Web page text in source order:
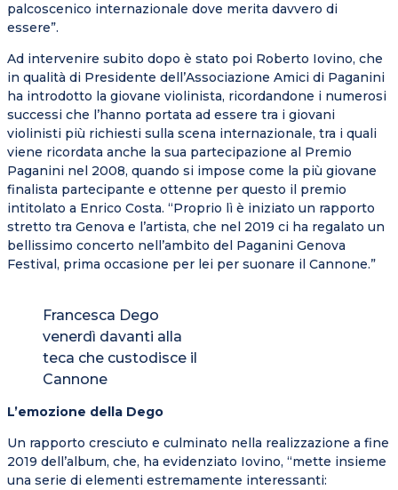
palcoscenico internazionale dove merita davvero di
essere”.
Ad intervenire subito dopo è stato poi Roberto Iovino, che
in qualità di Presidente dell’Associazione Amici di Paganini
ha introdotto la giovane violinista, ricordandone i numerosi
successi che l’hanno portata ad essere tra i giovani
violinisti più richiesti sulla scena internazionale, tra i quali
viene ricordata anche la sua partecipazione al Premio
Paganini nel 2008, quando si impose come la più giovane
finalista partecipante e ottenne per questo il premio
intitolato a Enrico Costa. “Proprio lì è iniziato un rapporto
stretto tra Genova e l’artista, che nel 2019 ci ha regalato un
bellissimo concerto nell’ambito del Paganini Genova
Festival, prima occasione per lei per suonare il Cannone.”
Francesca Dego
venerdì davanti alla
teca che custodisce il
Cannone
L’emozione della Dego
Un rapporto cresciuto e culminato nella realizzazione a fine
2019 dell’album, che, ha evidenziato Iovino, “mette insieme
una serie di elementi estremamente interessanti: